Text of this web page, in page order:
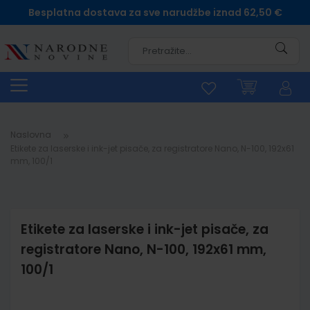
Besplatna dostava za sve narudžbe iznad 62,50 €
Naslovna
Etikete za laserske i ink-jet pisače, za
registratore Nano, N-100, 192x61 mm,
100/1